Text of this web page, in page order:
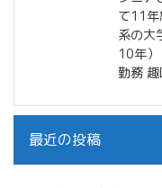
て11年
系の大
10年
勤務
最近の投稿